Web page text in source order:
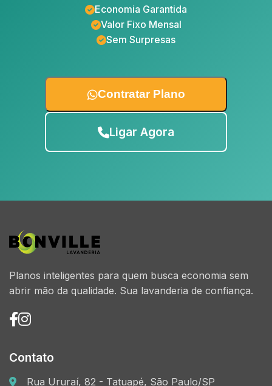
Economia Garantida
Valor Fixo Mensal
Sem Surpresas
Contratar Plano
Ligar Agora
Planos inteligentes para quem busca economia sem
abrir mão da qualidade. Sua lavanderia de confiança.
Contato
Rua Ururaí, 82 - Tatuapé, São Paulo/SP